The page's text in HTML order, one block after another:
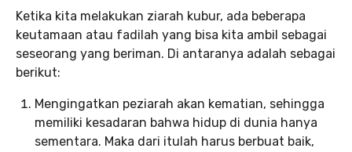
Ketika kita melakukan ziarah kubur, ada beberapa
keutamaan atau fadilah yang bisa kita ambil sebagai
seseorang yang beriman. Di antaranya adalah sebagai
berikut:
Mengingatkan peziarah akan kematian, sehingga
memiliki kesadaran bahwa hidup di dunia hanya
sementara. Maka dari itulah harus berbuat baik,